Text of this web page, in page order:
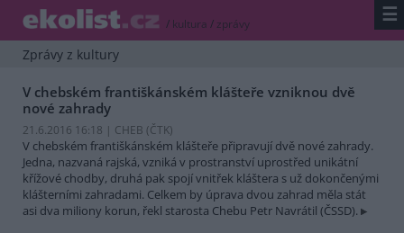
/ kultura / zprávy ☰
Zprávy z kultury
V chebském františkánském klášteře vzniknou dvě
nové zahrady
21.6.2016 16:18 | CHEB (ČTK)
V chebském františkánském klášteře připravují dvě nové zahrady.
Jedna, nazvaná rajská, vzniká v prostranství uprostřed unikátní
křížové chodby, druhá pak spojí vnitřek kláštera s už dokončenými
klášterními zahradami. Celkem by úprava dvou zahrad měla stát
asi dva miliony korun, řekl starosta Chebu Petr Navrátil (ČSSD).